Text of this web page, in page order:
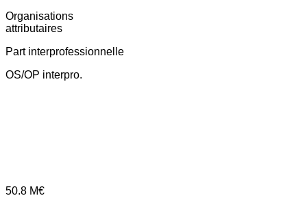
Organisations
attributaires
Part interprofessionnelle
OS/OP interpro.
50.8 M€